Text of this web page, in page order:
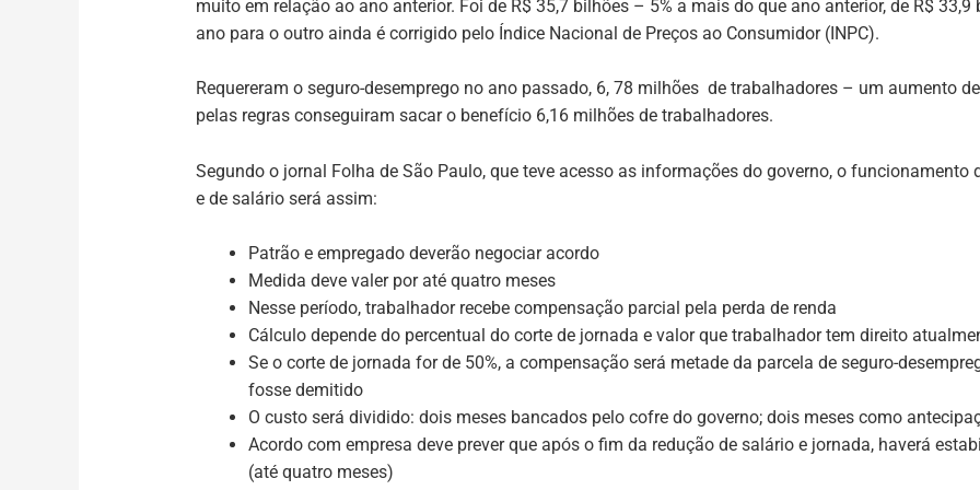
muito em relação ao ano anterior. Foi de R$ 35,7 bilhões – 5% a mais do que ano anterior, de R$
ano para o outro ainda é corrigido pelo Índice Nacional de Preços ao Consumidor (INPC).
Requereram o seguro-desemprego no ano passado, 6, 78 milhões de trabalhadores – um aumento
pelas regras conseguiram sacar o benefício 6,16 milhões de trabalhadores.
Segundo o jornal Folha de São Paulo, que teve acesso as informações do governo, o funcionamento
e de salário será assim:
Patrão e empregado deverão negociar acordo
Medida deve valer por até quatro meses
Nesse período, trabalhador recebe compensação parcial pela perda de renda
Cálculo depende do percentual do corte de jornada e valor que trabalhador tem direito
Se o corte de jornada for de 50%, a compensação será metade da parcela de seguro-
fosse demitido
O custo será dividido: dois meses bancados pelo cofre do governo; dois meses como
Acordo com empresa deve prever que após o fim da redução de salário e jornada, haverá
(até quatro meses)